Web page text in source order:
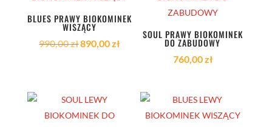
BLUES PRAWY BIOKOMINEK
WISZĄCY
990,00złPierwotna
890,00złAktualna
890,00 zł.
SOUL PRAWY BIOKOMINEK
DO ZABUDOWY
760,00zł